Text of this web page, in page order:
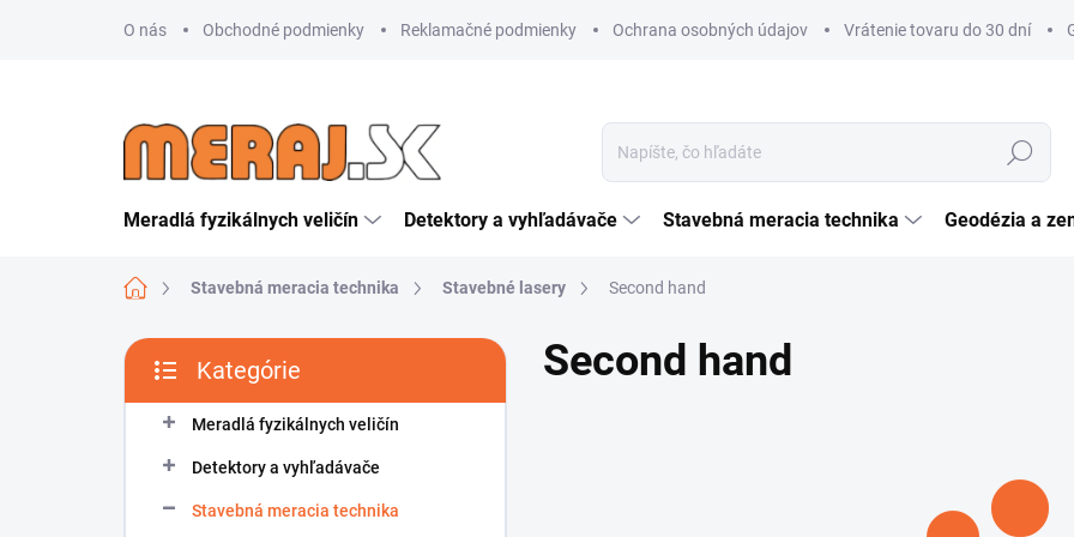
O nás Obchodné podmienky Reklamačné podmienky Ochrana osobných údajov Vrátenie tovaru do 30 dní
Hľadať
Meradlá fyzikálnych veličín Detektory a vyhľadávače Stavebná meracia technika Geodézia a
DomovStavebná meracia technika Stavebné lasery Second hand
B
č
kategórie
Kategórie
Meradlá fyzikálnych veličín
Detektory a vyhľadávače
Stavebná meracia technika
Second hand